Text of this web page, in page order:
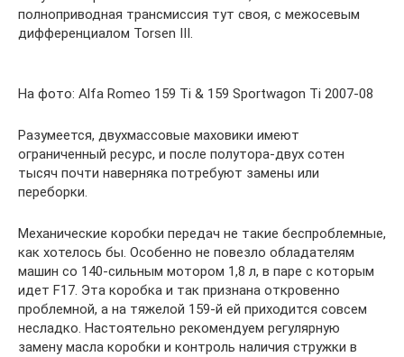
полноприводная трансмиссия тут своя, с межосевым
дифференциалом Torsen III.
На фото: Alfa Romeo 159 Ti & 159 Sportwagon Ti 2007-08
Разумеется, двухмассовые маховики имеют
ограниченный ресурс, и после полутора-двух сотен
тысяч почти наверняка потребуют замены или
переборки.
Механические коробки передач не такие беспроблемные,
как хотелось бы. Особенно не повезло обладателям
машин со 140-сильным мотором 1,8 л, в паре с которым
идет F17. Эта коробка и так признана откровенно
проблемной, а на тяжелой 159-й ей приходится совсем
несладко. Настоятельно рекомендуем регулярную
замену масла коробки и контроль наличия стружки в